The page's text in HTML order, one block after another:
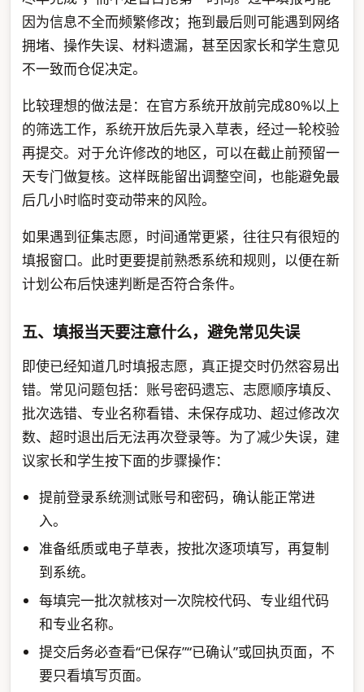
因为信息不全而频繁修改；拖到最后则可能遇到网络
拥堵、操作失误、材料遗漏，甚至因家长和学生意见
不一致而仓促决定。
比较理想的做法是：在官方系统开放前完成80%以上
的筛选工作，系统开放后先录入草表，经过一轮校验
再提交。对于允许修改的地区，可以在截止前预留一
天专门做复核。这样既能留出调整空间，也能避免最
后几小时临时变动带来的风险。
如果遇到征集志愿，时间通常更紧，往往只有很短的
填报窗口。此时更要提前熟悉系统和规则，以便在新
计划公布后快速判断是否符合条件。
五、填报当天要注意什么，避免常见失误
即使已经知道几时填报志愿，真正提交时仍然容易出
错。常见问题包括：账号密码遗忘、志愿顺序填反、
批次选错、专业名称看错、未保存成功、超过修改次
数、超时退出后无法再次登录等。为了减少失误，建
议家长和学生按下面的步骤操作：
提前登录系统测试账号和密码，确认能正常进
入。
准备纸质或电子草表，按批次逐项填写，再复制
到系统。
每填完一批次就核对一次院校代码、专业组代码
和专业名称。
提交后务必查看“已保存”“已确认”或回执页面，不
要只看填写页面。